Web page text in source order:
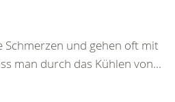
und gehen oft mit
man durch das Kühlen von...